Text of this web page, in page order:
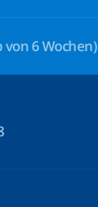
6 Wochen)